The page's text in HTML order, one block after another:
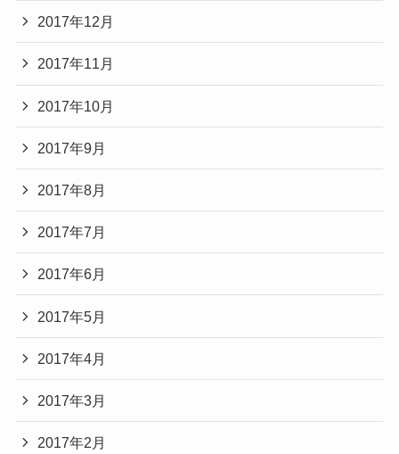
2017年12月
2017年11月
2017年10月
2017年9月
2017年8月
2017年7月
2017年6月
2017年5月
2017年4月
2017年3月
2017年2月